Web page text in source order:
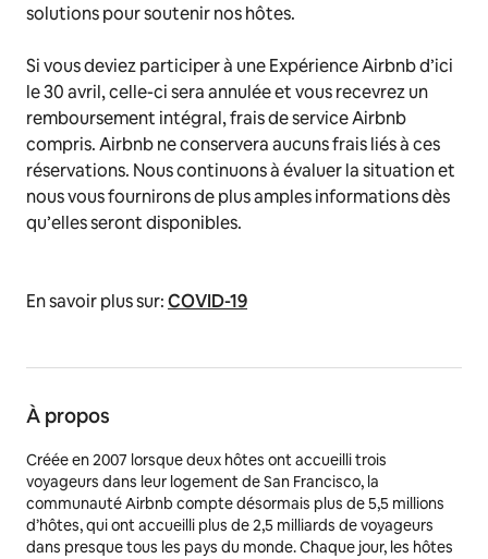
solutions pour soutenir nos hôtes.
Si vous deviez participer à une Expérience Airbnb d’ici
le 30 avril, celle-ci sera annulée et vous recevrez un
remboursement intégral, frais de service Airbnb
compris. Airbnb ne conservera aucuns frais liés à ces
réservations. Nous continuons à évaluer la situation et
nous vous fournirons de plus amples informations dès
qu’elles seront disponibles.
En savoir plus sur:COVID-19
À propos
Créée en 2007 lorsque deux hôtes ont accueilli trois
voyageurs dans leur logement de San Francisco, la
communauté Airbnb compte désormais plus de 5,5 millions
d’hôtes, qui ont accueilli plus de 2,5 milliards de voyageurs
dans presque tous les pays du monde. Chaque jour, les hôtes